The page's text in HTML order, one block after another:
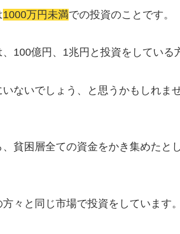
1000万円未満での投資のことです。
、100億円、1兆円と投資をしている
いないでしょう、と思うかもしれま
、貧困層全ての資金をかき集めたと
方々と同じ市場で投資をしています